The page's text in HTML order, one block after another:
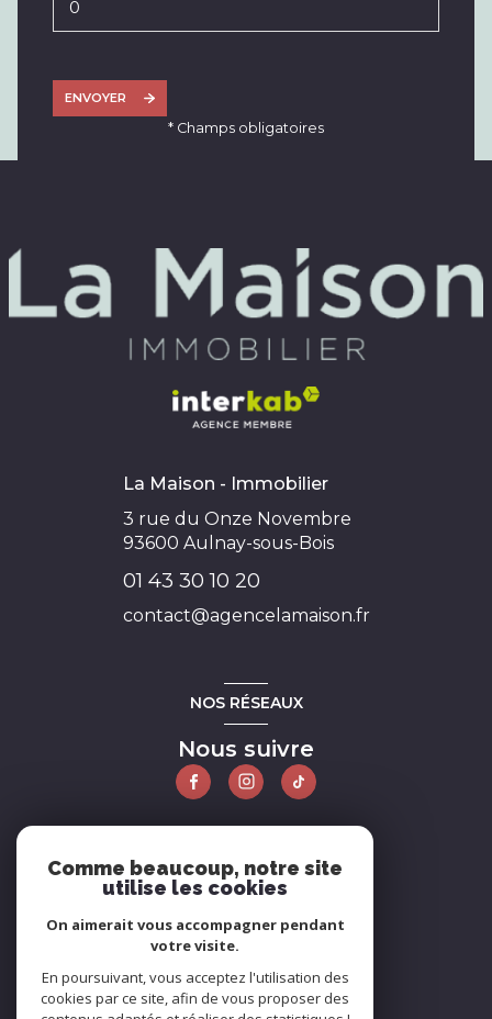
ENVOYER
* Champs obligatoires
La Maison - Immobilier
3 rue du Onze Novembre
93600 Aulnay-sous-Bois
01 43 30 10 20
contact@agencelamaison.fr
NOS RÉSEAUX
Nous suivre
ADHÉRENTS
Comme beaucoup, notre site
utilise les cookies
On aimerait vous accompagner pendant
votre visite.
En poursuivant, vous acceptez l'utilisation des
cookies par ce site, afin de vous proposer des